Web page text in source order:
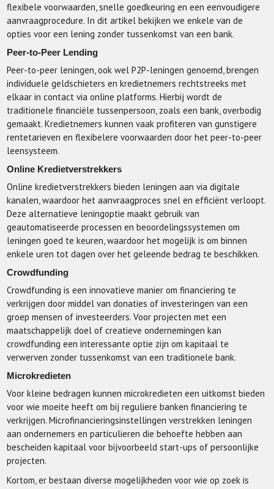
flexibele voorwaarden, snelle goedkeuring en een eenvoudigere
aanvraagprocedure. In dit artikel bekijken we enkele van de
opties voor een lening zonder tussenkomst van een bank.
Peer-to-Peer Lending
Peer-to-peer leningen, ook wel P2P-leningen genoemd, brengen
individuele geldschieters en kredietnemers rechtstreeks met
elkaar in contact via online platforms. Hierbij wordt de
traditionele financiële tussenpersoon, zoals een bank, overbodig
gemaakt. Kredietnemers kunnen vaak profiteren van gunstigere
rentetarieven en flexibelere voorwaarden door het peer-to-peer
leensysteem.
Online Kredietverstrekkers
Online kredietverstrekkers bieden leningen aan via digitale
kanalen, waardoor het aanvraagproces snel en efficiënt verloopt.
Deze alternatieve leningoptie maakt gebruik van
geautomatiseerde processen en beoordelingssystemen om
leningen goed te keuren, waardoor het mogelijk is om binnen
enkele uren tot dagen over het geleende bedrag te beschikken.
Crowdfunding
Crowdfunding is een innovatieve manier om financiering te
verkrijgen door middel van donaties of investeringen van een
groep mensen of investeerders. Voor projecten met een
maatschappelijk doel of creatieve ondernemingen kan
crowdfunding een interessante optie zijn om kapitaal te
verwerven zonder tussenkomst van een traditionele bank.
Microkredieten
Voor kleine bedragen kunnen microkredieten een uitkomst bieden
voor wie moeite heeft om bij reguliere banken financiering te
verkrijgen. Microfinancieringsinstellingen verstrekken leningen
aan ondernemers en particulieren die behoefte hebben aan
bescheiden kapitaal voor bijvoorbeeld start-ups of persoonlijke
projecten.
Kortom, er bestaan diverse mogelijkheden voor wie op zoek is